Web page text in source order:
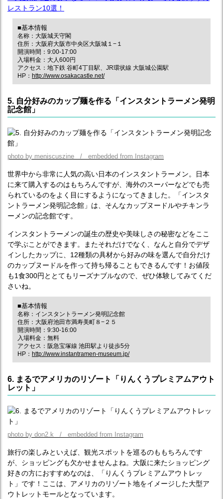
レストラン10選！
■基本情報
名称：大阪城天守閣
住所：大阪府大阪市中央区大阪城１−１
開演時間：9:00-17:00
入場料金：大人600円
アクセス：地下鉄 谷町4丁目駅、JR環状線 大阪城公園駅
HP： http://www.osakacastle.net/
5. 自分好みのカップ麺を作る「インスタントラーメン発明
記念館」
photo by meniscuszine / embedded from Instagram
世界中から非常に人気の高い日本のインスタントラーメン。日本
に来て購入するのはもちろんですが、海外のスーパーなどでも売
られているのをよく目にするようになってきました。「インスタ
ントラーメン発明記念館」は、そんなカップヌードルやチキンラ
ーメンの記念館です。
インスタントラーメンの誕生の歴史や美味しさの秘密などをここ
で学ぶことができます。またそれだけでなく、なんと自分でデザ
インしたカップに、12種類の具材から好みの味を選んで自分だけ
のカップヌードルを作って持ち帰ることもできるんです！お値段
も1食300円ととてもリーズナブルなので、ぜひ体験してみてくだ
さいね。
■基本情報
名称：インスタントラーメン発明記念館
住所：大阪府池田市満寿美町８−２５
開演時間：9:30-16:00
入場料金：無料
アクセス：阪急宝塚線 池田駅より徒歩5分
HP： http://www.instantramen-museum.jp/
6. まるでアメリカのリゾート「りんくうプレミアムアウト
レット」
photo by don2.k / embedded from Instagram
旅行の楽しみといえば、観光スポットを巡るのももちろんです
が、ショッピングも欠かせませんよね。大阪に来たショッピング
好きの方におすすめなのは、「りんくうプレミアムアウトレッ
ト」です！ここは、アメリカのリゾート地をイメージした大型ア
ウトレットモールとなっています。